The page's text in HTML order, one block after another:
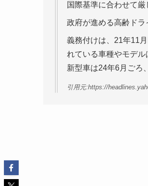
国際基準に合わせて厳
政府が進める高齢ドラ
義務付けは、21年11
れている車種やモデ
新型車は24年6月ごろ
引用元:https://